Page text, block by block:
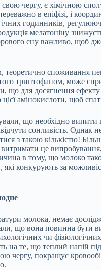
чергу, є хімічною
в епіфізі, і
годинників,
мелатоніну
сну важливо, щоб
споживання
триптофаном, може
що для досягнення
амінокислоти, щоб
що необхідно випити
сонливість. Однак
з такою кількістю!
витримати це
в тому, що молоко
які конкурують за
молока, немає
що вона повинна бути
чи
на те, що теплий напій
чергу, покращує